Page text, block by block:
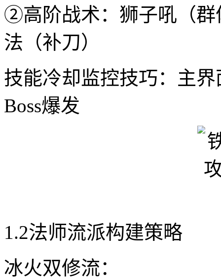
②高阶战术：狮子吼（
法（补刀）
技能冷却监控技巧：主
Boss爆发
1.2法师流派构建策略
冰火双修流：